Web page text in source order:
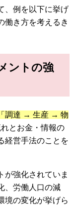
、例を以下に挙げ
働き方を考えるき
ントの強
「調達 → 生産 → 物
とお金・情報の
経営手法のことを
が強化されていま
、労働人口の減
境の変化が挙げら